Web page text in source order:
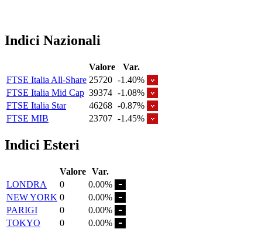
Indici Nazionali
Valore
Var.
FTSE Italia All-Share 25720 -1.40%
FTSE Italia Mid Cap 39374 -1.08%
FTSE Italia Star
46268 -0.87%
FTSE MIB
23707 -1.45%
Indici Esteri
Valore Var.
LONDRA
0
0.00%
NEW YORK 0
0.00%
PARIGI
0
0.00%
TOKYO
0
0.00%